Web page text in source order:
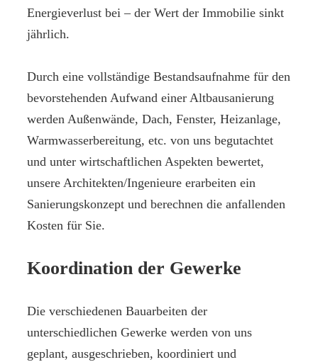
Energieverlust bei – der Wert der Immobilie sinkt
jährlich.
Durch eine vollständige Bestandsaufnahme für den
bevorstehenden Aufwand einer Altbausanierung
werden Außenwände, Dach, Fenster, Heizanlage,
Warmwasserbereitung, etc. von uns begutachtet
und unter wirtschaftlichen Aspekten bewertet,
unsere Architekten/Ingenieure erarbeiten ein
Sanierungskonzept und berechnen die anfallenden
Kosten für Sie.
Koordination der Gewerke
Die verschiedenen Bauarbeiten der
unterschiedlichen Gewerke werden von uns
geplant, ausgeschrieben, koordiniert und